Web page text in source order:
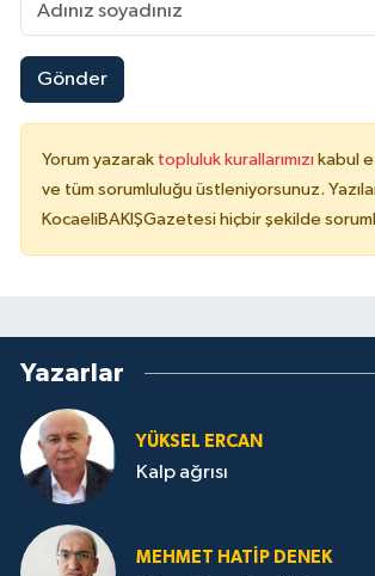
Gönder
Yorum yazarak topluluk kurallarımızı kabul
ve tüm sorumluluğu üstleniyorsunuz.
KocaeliBAKIŞGazetesi hiçbir şekilde
Yazarlar
YÜKSEL ERCAN
Kalp ağrısı
MEHMET HATİP DENEK